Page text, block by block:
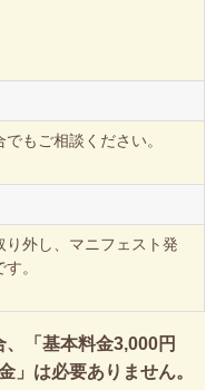
もご相談ください。
外し、マニフェスト発
。
「基本料金3,000円
」は必要ありません。